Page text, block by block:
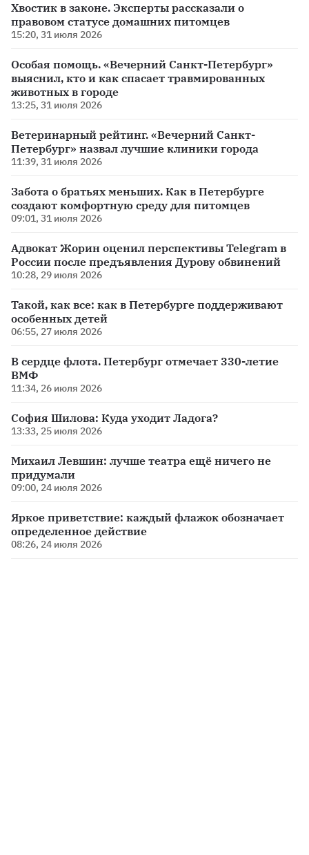
Хвостик в законе. Эксперты рассказали о
правовом статусе домашних питомцев
15:20, 31 июля 2026
Особая помощь. «Вечерний Санкт-Петербург»
выяснил, кто и как спасает травмированных
животных в городе
13:25, 31 июля 2026
Ветеринарный рейтинг. «Вечерний Санкт-
Петербург» назвал лучшие клиники города
11:39, 31 июля 2026
Забота о братьях меньших. Как в Петербурге
создают комфортную среду для питомцев
09:01, 31 июля 2026
Адвокат Жорин оценил перспективы Telegram в
России после предъявления Дурову обвинений
10:28, 29 июля 2026
Такой, как все: как в Петербурге поддерживают
особенных детей
06:55, 27 июля 2026
В сердце флота. Петербург отмечает 330-летие
ВМФ
11:34, 26 июля 2026
София Шилова: Куда уходит Ладога?
13:33, 25 июля 2026
Михаил Левшин: лучше театра ещё ничего не
придумали
09:00, 24 июля 2026
Яркое приветствие: каждый флажок обозначает
определенное действие
08:26, 24 июля 2026